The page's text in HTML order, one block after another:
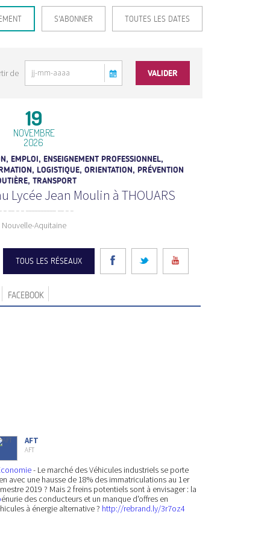
S'ABONNER TOUTES LES DATES
de
19
NOVEMBRE
2026
EMPLOI, ENSEIGNEMENT PROFESSIONNEL,
LOGISTIQUE, ORIENTATION, PRÉVENTION
TRANSPORT
Lycée Jean Moulin à THOUARS
Nouvelle-Aquitaine
TOUS LES RÉSEAUX
FACEBOOK
AFT
AFT
- Le marché des Véhicules industriels se porte
avec une hausse de 18% des immatriculations au 1er
2019 ? Mais 2 freins potentiels sont à envisager : la
énurie des conducteurs et un manque d'offres en
à énergie alternative ? http://rebrand.ly/3r7oz4